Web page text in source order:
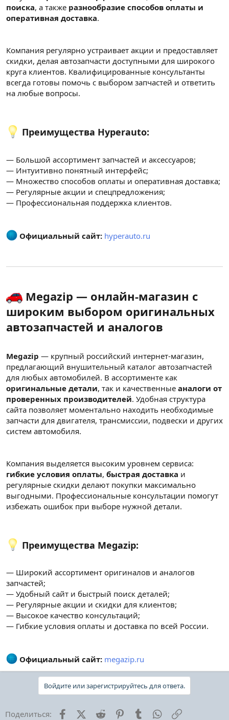
поиска, а также разнообразие способов оплаты и
оперативная доставка.
Компания регулярно устраивает акции и предоставляет
скидки, делая автозапчасти доступными для широкого
круга клиентов. Квалифицированные консультанты
всегда готовы помочь с выбором запчастей и ответить
на любые вопросы.
Преимущества Hyperauto:
— Большой ассортимент запчастей и аксессуаров;
— Интуитивно понятный интерфейс;
— Множество способов оплаты и оперативная доставка;
— Регулярные акции и спецпредложения;
— Профессиональная поддержка клиентов.
Официальный сайт: hyperauto.ru
Megazip — онлайн-магазин с
широким выбором оригинальных
автозапчастей и аналогов
Megazip — крупный российский интернет-магазин,
предлагающий внушительный каталог автозапчастей
для любых автомобилей. В ассортименте как
оригинальные детали, так и качественные аналоги от
проверенных производителей. Удобная структура
сайта позволяет моментально находить необходимые
запчасти для двигателя, трансмиссии, подвески и других
систем автомобиля.
Компания выделяется высоким уровнем сервиса:
гибкие условия оплаты, быстрая доставка и
регулярные скидки делают покупки максимально
выгодными. Профессиональные консультации помогут
избежать ошибок при выборе нужной детали.
Преимущества Megazip:
— Широкий ассортимент оригиналов и аналогов
запчастей;
— Удобный сайт и быстрый поиск деталей;
— Регулярные акции и скидки для клиентов;
— Высокое качество консультаций;
— Гибкие условия оплаты и доставка по всей России.
Официальный сайт: megazip.ru
Войдите или зарегистрируйтесь для ответа.
Поделиться: FacebookX (Twitter)
Reddit PinterestTumblr WhatsApp